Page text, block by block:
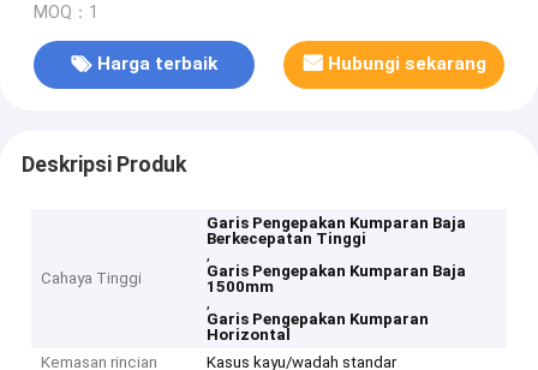
MOQ：1
Harga terbaik Hubungi sekarang
Deskripsi Produk
Cahaya Tinggi
Garis Pengepakan Kumparan Baja
Berkecepatan Tinggi
,
Garis Pengepakan Kumparan Baja
1500mm
,
Garis Pengepakan Kumparan
Horizontal
Kemasan rincian
Kasus kayu/wadah standar